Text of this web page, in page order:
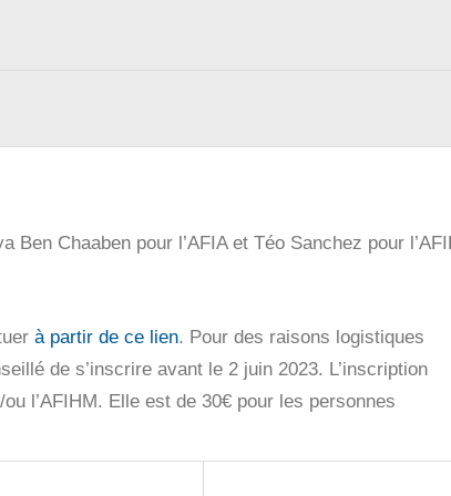
Chaaben pour l’AFIA et Téo Sanchez pour
à partir de ce lien. Pour des raisons logistiques
de s’inscrire avant le 2 juin 2023. L’inscription
l’AFIHM. Elle est de 30€ pour les personnes